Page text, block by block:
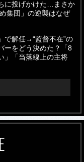
に投げかけた…まさか
集団」の逆襲はなぜ
で解任→“監督不在”の
ーをどう決めた？「8
」「当落線上の主将